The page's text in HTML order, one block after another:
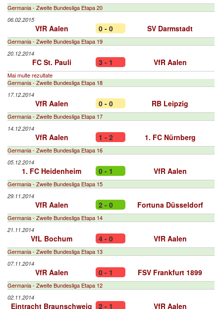
Germania - Zweite Bundesliga Etapa 20
06.02.2015
VfR Aalen 0 - 0 SV Darmstadt
Germania - Zweite Bundesliga Etapa 19
20.12.2014
FC St. Pauli 3 - 1 VfR Aalen
Mai multe rezultate
Germania - Zweite Bundesliga Etapa 18
17.12.2014
VfR Aalen 0 - 0 RB Leipzig
Germania - Zweite Bundesliga Etapa 17
14.12.2014
VfR Aalen 1 - 2 1. FC Nürnberg
Germania - Zweite Bundesliga Etapa 16
05.12.2014
1. FC Heidenheim 0 - 1 VfR Aalen
Germania - Zweite Bundesliga Etapa 15
29.11.2014
VfR Aalen 2 - 0 Fortuna Düsseldorf
Germania - Zweite Bundesliga Etapa 14
21.11.2014
VfL Bochum 4 - 0 VfR Aalen
Germania - Zweite Bundesliga Etapa 13
07.11.2014
VfR Aalen 0 - 1 FSV Frankfurt 1899
Germania - Zweite Bundesliga Etapa 12
02.11.2014
Eintracht Braunschweig 2 - 1 VfR Aalen